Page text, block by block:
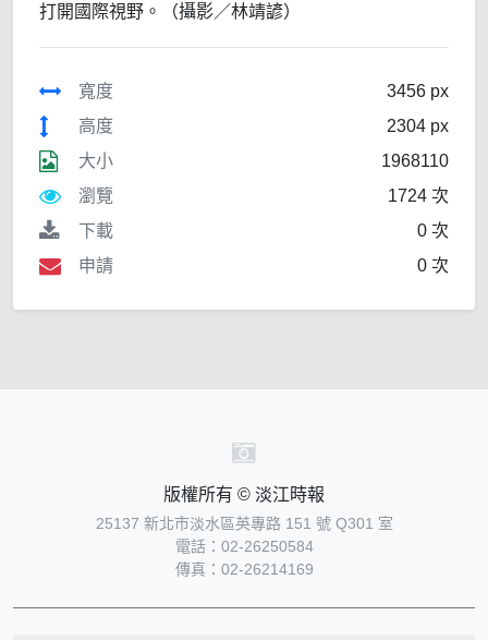
打開國際視野。（攝影／林靖諺）
寬度
3456 px
高度
2304 px
大小
1968110
瀏覽
1724 次
下載
0 次
申請
0 次
版權所有 © 淡江時報
25137 新北市淡水區英專路 151 號 Q301 室
電話：02-26250584
傳真：02-26214169